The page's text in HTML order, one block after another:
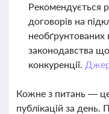
Рекомендується
договорів на
необґрунтованих
законодавства
конкуренції.
Кожне з питань —
публікацій за